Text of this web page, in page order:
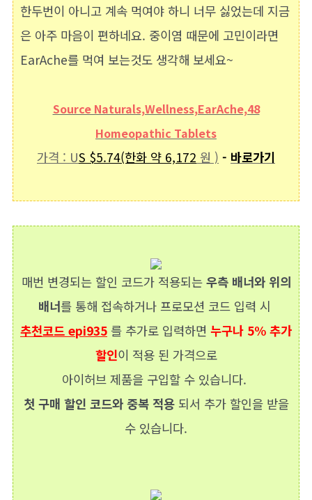
한두번이 아니고 계속 먹여야 하니 너무 싫었는데 지금
은 아주 마음이 편하네요. 중이염 때문에 고민이라면
EarAche를 먹여 보는것도 생각해 보세요~
Source Naturals,Wellness,EarAche,48
Homeopathic Tablets
가격 : US $5.74(한화 약 6,172 원 ) - 바로가기
매번 변경되는 할인 코드가 적용되는 우측 배너와 위의
배너를 통해 접속하거나 프로모션 코드 입력 시
추천코드 epi935 를 추가로 입력하면 누구나 5% 추가
할인이 적용 된 가격으로
아이허브 제품을 구입할 수 있습니다.
첫 구매 할인 코드와 중복 적용되서 추가 할인을 받을
수 있습니다.